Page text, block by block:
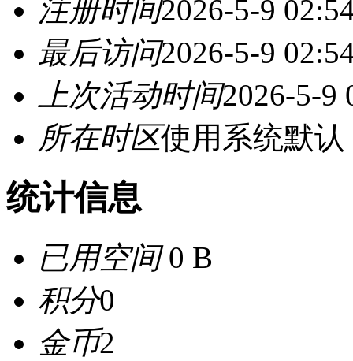
注册时间2026-5-9
最后访问2026-5-9
上次活动时间2026-5-9
所在时区使用系统默认
统计信息
已用空间0 B
积分0
金币2